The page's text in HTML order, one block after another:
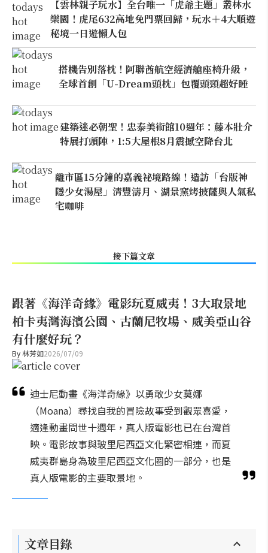
【雲林親子玩水】全台唯一「虎爺主題」叢林水
樂園！虎尾632高地免門票回歸，玩水＋4大順遊
秘境一日遊懶人包
搭機告別落枕！阿聯酋航空經濟艙座椅升級，
全球首創「U-Dream頭枕」包覆頭頸超好睡
建築迷必朝聖！忠泰美術館10週年：藤本壯介
特展打頭陣，1:5大屋根8月震撼空降台北
離市區15分鐘的嘉義祕境路線！造訪「台版神
隱少女湯屋」清豐濤月、湖景窯烤披薩與人氣私
宅咖啡
接下篇文章
跟著《海洋奇緣》電影玩夏威夷！3大取景地
柏卡夷灣海濱公園、古蘭尼牧場、威美亞山谷
有什麼好玩？
By林芳如2026/07/09
迪士尼動畫《海洋奇緣》以勇敢少女莫娜
（Moana）尋找自我的冒險故事受到觀眾喜愛，
適逢動畫問世十週年，真人版電影也已在台灣首
映。電影故事與玻里尼西亞文化緊密相連，而夏
威夷群島身為玻里尼西亞文化圈的一部分，也是
真人版電影的主要取景地。
文章目錄